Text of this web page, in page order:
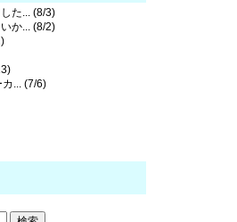
た... (8/3)
か... (8/2)
... (7/6)